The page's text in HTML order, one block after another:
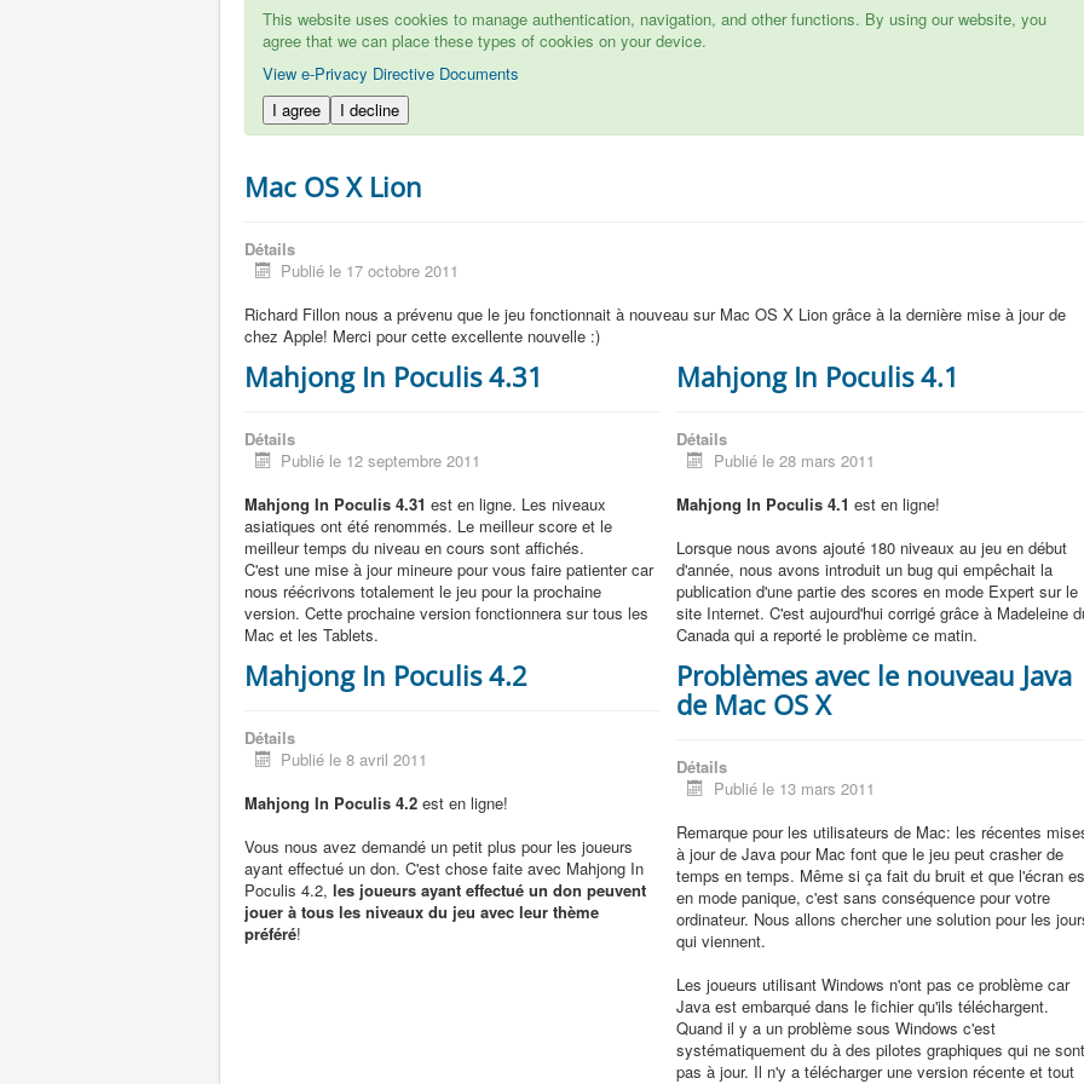
This website uses cookies to manage authentication, navigation, and other functions. By using our website, you
agree that we can place these types of cookies on your device.
View e-Privacy Directive Documents
I agree
I decline
Mac OS X Lion
Détails
Publié le 17 octobre 2011
Richard Fillon nous a prévenu que le jeu fonctionnait à nouveau sur Mac OS X Lion grâce à la dernière mise à jour de
chez Apple! Merci pour cette excellente nouvelle :)
Mahjong In Poculis 4.31
Détails
Publié le 12 septembre 2011
Mahjong In Poculis 4.31 est en ligne. Les niveaux
asiatiques ont été renommés. Le meilleur score et le
meilleur temps du niveau en cours sont affichés.
C'est une mise à jour mineure pour vous faire patienter car
nous réécrivons totalement le jeu pour la prochaine
version. Cette prochaine version fonctionnera sur tous les
Mac et les Tablets.
Mahjong In Poculis 4.1
Détails
Publié le 28 mars 2011
Mahjong In Poculis 4.1 est en ligne!
Lorsque nous avons ajouté 180 niveaux au jeu en début
d'année, nous avons introduit un bug qui empêchait la
publication d'une partie des scores en mode Expert sur le
site Internet. C'est aujourd'hui corrigé grâce à Madeleine
Canada qui a reporté le problème ce matin.
Mahjong In Poculis 4.2
Détails
Publié le 8 avril 2011
Mahjong In Poculis 4.2 est en ligne!
Vous nous avez demandé un petit plus pour les joueurs
ayant effectué un don. C'est chose faite avec Mahjong In
Poculis 4.2, les joueurs ayant effectué un don peuvent
jouer à tous les niveaux du jeu avec leur thème
préféré!
Problèmes avec le nouveau Java
de Mac OS X
Détails
Publié le 13 mars 2011
Remarque pour les utilisateurs de Mac: les récentes
à jour de Java pour Mac font que le jeu peut crasher de
temps en temps. Même si ça fait du bruit et que l'écran
en mode panique, c'est sans conséquence pour votre
ordinateur. Nous allons chercher une solution pour les
qui viennent.
Les joueurs utilisant Windows n'ont pas ce problème car
Java est embarqué dans le fichier qu'ils téléchargent.
Quand il y a un problème sous Windows c'est
systématiquement du à des pilotes graphiques qui ne sont
pas à jour. Il n'y a télécharger une version récente et tout